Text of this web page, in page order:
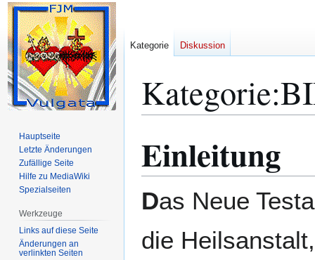
Kategorie:
Navigation
Suche
Einleitung
Das Neue
die
Kategorie Diskussion
Hauptseite
Letzte Änderungen
Zufällige Seite
Hilfe zu MediaWiki
Spezialseiten
Werkzeuge
Links auf diese Seite
Änderungen an
verlinkten Seiten